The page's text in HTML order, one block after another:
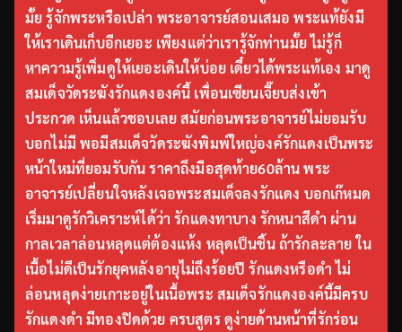
มั้ย รู้จักพระหรือเปล่า พระอาจารย์สอนเสมอ พระแท้ยังมี
ให้เราเดินเก็บอีกเยอะ เพียงแต่ว่าเรารู้จักท่านมั้ย ไม่รู้ก็
หาความรู้เพิ่มดูให้เยอะเดินให้บ่อย เดี๋ยวได้พระแท้เอง มาดู
สมเด็จวัดระฆังรักแดงองค์นี้ เพื่อนเซียนเจี๊ยบส่งเข้า
ประกวด เห็นแล้วชอบเลย สมัยก่อนพระอาจารย์ไม่ยอมรับ
บอกไม่มี พอมีสมเด็จวัดระฆังพิมพ์ใหญ่องค์รักแดงเป็นพระ
หน้าใหม่ที่ยอมรับกัน ราคาถึงมือสุดท้าย60ล้าน พระ
อาจารย์เปลี่ยนใจหลังเจอพระสมเด็จลงรักแดง บอกเก๊หมด
เริ่มมาดูรักวิเคราะห์ได้ว่า รักแดงทาบาง รักหนาสีดำ ผ่าน
กาลเวลาล่อนหลุดแต่ต้องแห้ง หลุดเป็นชิ้น ถ้ารักละลาย ใน
เนื้อไม่ดีเป็นรักยุคหลังอายุไม่ถึงร้อยปี รักแดงหรือดำ ไม่
ล่อนหลุดง่ายเกาะอยู่ในเนื้อพระ สมเด็จรักแดงองค์นี้มีครบ
รักแดงดำ มีทองปิดด้วย ครบสูตร ดูง่ายด้านหน้าที่รักร่อน